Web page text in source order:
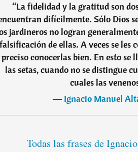
“La fidelidad y la gratitud son
difícilmente. Sólo Dios
jardineros no logran
falsificación de ellas. A veces se les
preciso conocerlas bien. En esto se
las setas, cuando no se distingue
cuales las
―Ignacio Manuel
Todas las frases de